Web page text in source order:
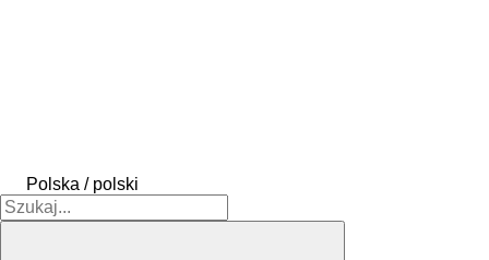
Polska / polski